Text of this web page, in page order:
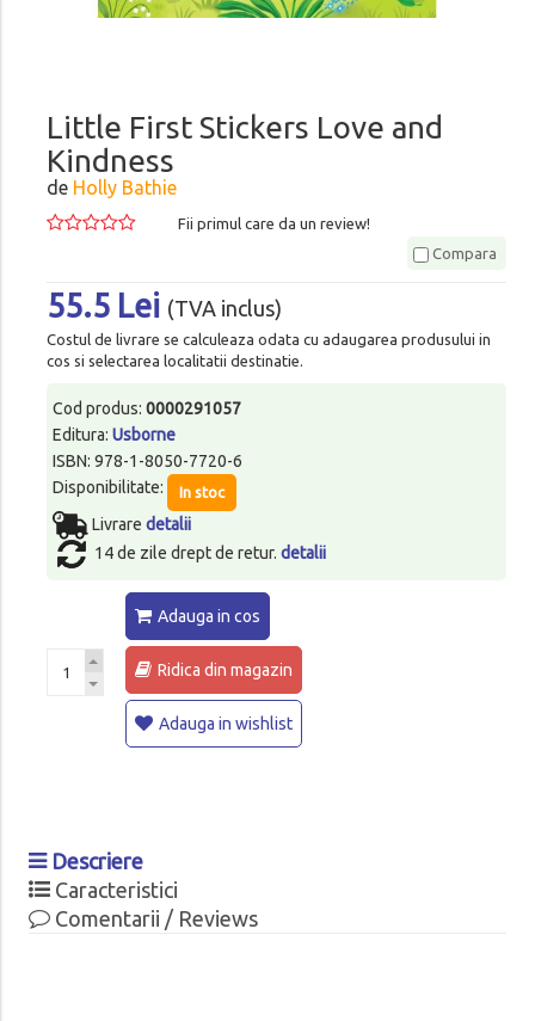
Little First Stickers Love and
Kindness
de Holly Bathie
Fii primul care da un review!
Compara
55.5 Lei (TVA inclus)
Costul de livrare se calculeaza odata cu adaugarea produsului in
cos si selectarea localitatii destinatie.
Cod produs: 0000291057
Editura: Usborne
ISBN: 978-1-8050-7720-6
Disponibilitate:
In stoc
Livrare detalii
14 de zile drept de retur. detalii
Adauga in cos
Ridica din magazin
Adauga in wishlist
Descriere
Caracteristici
Comentarii / Reviews